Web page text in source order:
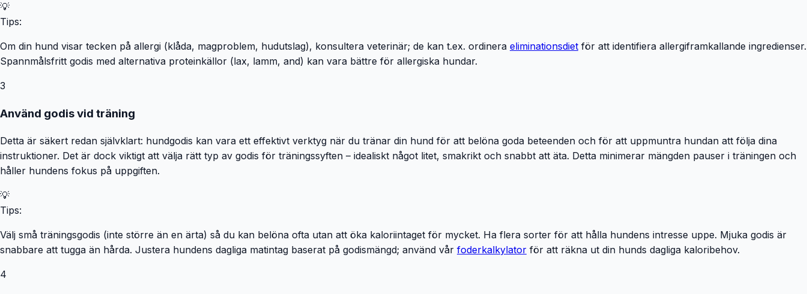
💡
Tips:
Om din hund visar tecken på allergi (klåda, magproblem, hudutslag), konsultera veterinär; de kan t.ex. ordinera eliminationsdiet för att identifiera allergiframkallande ingredienser.
Spannmålsfritt godis med alternativa proteinkällor (lax, lamm, and) kan vara bättre för allergiska hundar.
3
Använd godis vid träning
Detta är säkert redan självklart: hundgodis kan vara ett effektivt verktyg när du tränar din hund för att belöna goda beteenden och för att uppmuntra hundan att följa dina
instruktioner. Det är dock viktigt att välja rätt typ av godis för träningssyften – idealiskt något litet, smakrikt och snabbt att äta. Detta minimerar mängden pauser i träningen och
håller hundens fokus på uppgiften.
💡
Tips:
Välj små träningsgodis (inte större än en ärta) så du kan belöna ofta utan att öka kaloriintaget för mycket. Ha flera sorter för att hålla hundens intresse uppe. Mjuka godis är
snabbare att tugga än hårda. Justera hundens dagliga matintag baserat på godismängd; använd vår foderkalkylator för att räkna ut din hunds dagliga kaloribehov.
4